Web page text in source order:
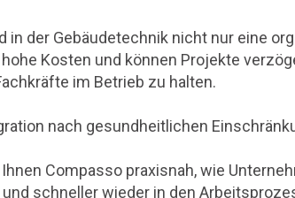
der Gebäudetechnik nicht nur eine
Kosten und können Projekte
im Betrieb zu halten.
nach gesundheitlichen
Compasso praxisnah, wie
schneller wieder in den